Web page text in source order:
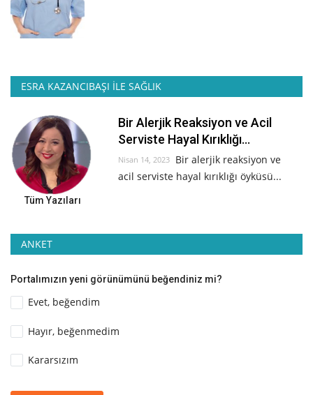
ESRA KAZANCIBAŞI İLE SAĞLIK
Bir Alerjik Reaksiyon ve Acil
Serviste Hayal Kırıklığı...
Nisan 14, 2023 Bir alerjik reaksiyon ve
acil serviste hayal kırıklığı öyküsü...
Tüm Yazıları
ANKET
Portalımızın yeni görünümünü beğendiniz mi?
Evet, beğendim
Hayır, beğenmedim
Kararsızım